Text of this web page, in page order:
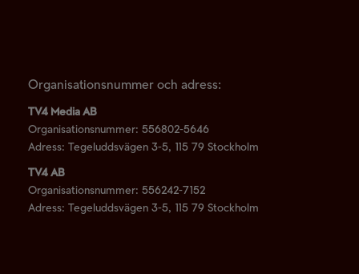
Organisationsnummer och adress:
TV4 Media AB
Organisationsnummer: 556802-5646
Adress: Tegeluddsvägen 3-5, 115 79 Stockholm
TV4 AB
Organisationsnummer: 556242-7152
Adress: Tegeluddsvägen 3-5, 115 79 Stockholm